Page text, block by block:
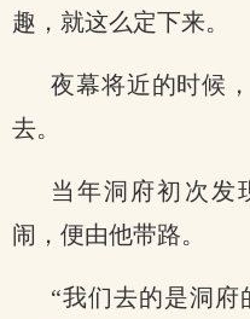
趣，就这么定下来。
夜幕将近的时候
去。
当年洞府初次发
闹，便由他带路。
“我们去的是洞府